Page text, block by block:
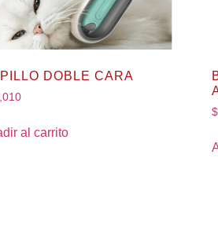
DOBLE CARA
al carrito
$